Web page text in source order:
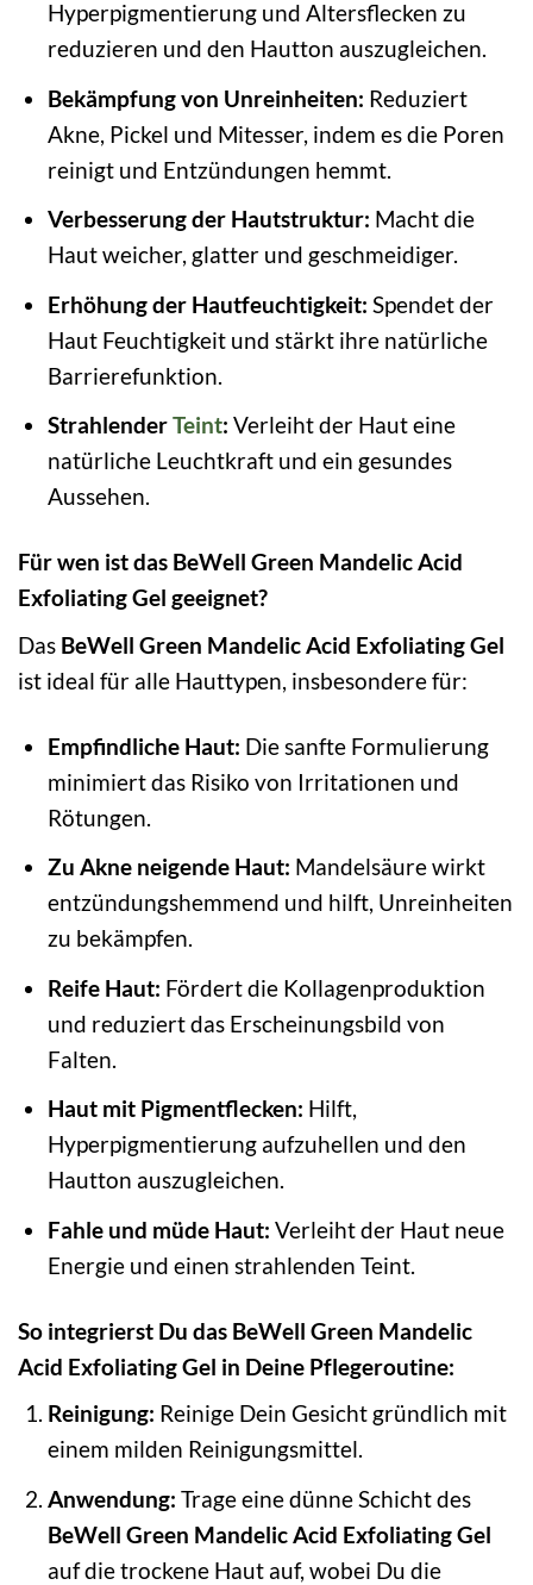
Hyperpigmentierung und Altersflecken zu
reduzieren und den Hautton auszugleichen.
Bekämpfung von Unreinheiten: Reduziert
Akne, Pickel und Mitesser, indem es die Poren
reinigt und Entzündungen hemmt.
Verbesserung der Hautstruktur: Macht die
Haut weicher, glatter und geschmeidiger.
Erhöhung der Hautfeuchtigkeit: Spendet der
Haut Feuchtigkeit und stärkt ihre natürliche
Barrierefunktion.
StrahlenderTeint: Verleiht der Haut eine
natürliche Leuchtkraft und ein gesundes
Aussehen.
Für wen ist das BeWell Green Mandelic Acid
Exfoliating Gel geeignet?
Das BeWell Green Mandelic Acid Exfoliating Gel
ist ideal für alle Hauttypen, insbesondere für:
Empfindliche Haut: Die sanfte Formulierung
minimiert das Risiko von Irritationen und
Rötungen.
Zu Akne neigende Haut: Mandelsäure wirkt
entzündungshemmend und hilft, Unreinheiten
zu bekämpfen.
Reife Haut: Fördert die Kollagenproduktion
und reduziert das Erscheinungsbild von
Falten.
Haut mit Pigmentflecken: Hilft,
Hyperpigmentierung aufzuhellen und den
Hautton auszugleichen.
Fahle und müde Haut: Verleiht der Haut neue
Energie und einen strahlenden Teint.
So integrierst Du das BeWell Green Mandelic
Acid Exfoliating Gel in Deine Pflegeroutine:
Reinigung: Reinige Dein Gesicht gründlich mit
einem milden Reinigungsmittel.
Anwendung: Trage eine dünne Schicht des
BeWell Green Mandelic Acid Exfoliating Gel
auf die trockene Haut auf, wobei Du die